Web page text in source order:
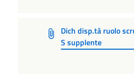
Dich disp.tà ruolo
S supplente